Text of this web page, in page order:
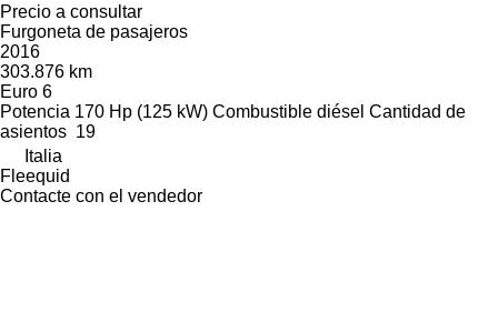
Precio a consultar
Furgoneta de pasajeros
2016
303.876 km
Euro 6
Potencia 170 Hp (125 kW) Combustible diésel Cantidad de
asientos 19
Italia
Fleequid
Contacte con el vendedor